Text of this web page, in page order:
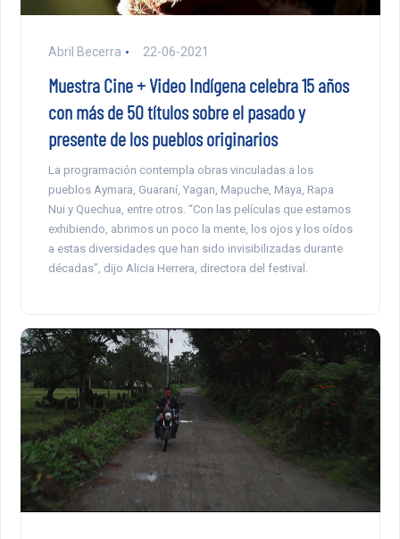
Abril Becerra 22-06-2021
Muestra Cine + Video Indígena celebra 15 años
con más de 50 títulos sobre el pasado y
presente de los pueblos originarios
La programación contempla obras vinculadas a los
pueblos Aymara, Guaraní, Yagan, Mapuche, Maya, Rapa
Nui y Quechua, entre otros. “Con las películas que estamos
exhibiendo, abrimos un poco la mente, los ojos y los oídos
a estas diversidades que han sido invisibilizadas durante
décadas”, dijo Alicia Herrera, directora del festival.